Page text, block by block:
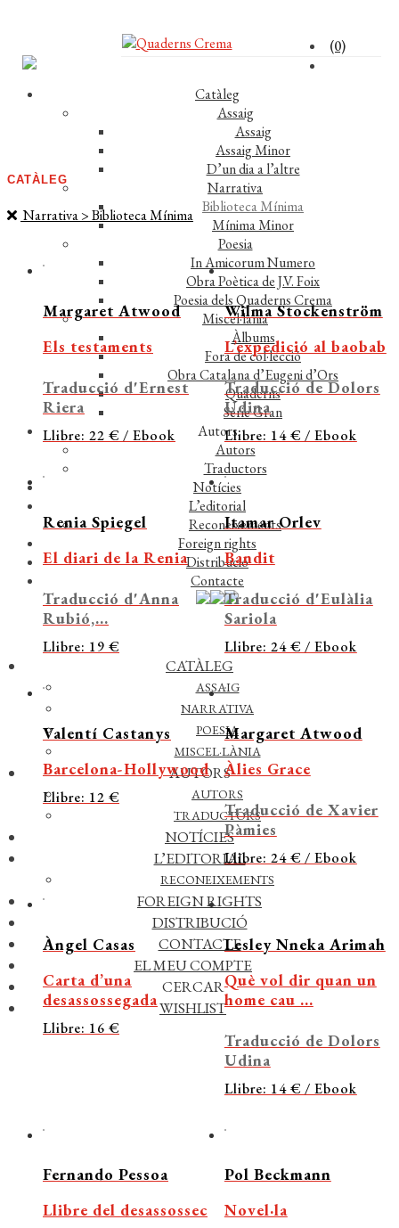
(0)
Catàleg
Assaig
Assaig
Assaig Minor
D’un dia a l’altre
Narrativa
Biblioteca Mínima
Mínima Minor
Poesia
In Amicorum Numero
Obra Poètica de J.V. Foix
Poesia dels Quaderns Crema
Miscel·lània
Àlbums
Fora de col·lecció
Obra Catalana d’Eugeni d’Ors
Quaderns
Sèrie Gran
Autors
Autors
Traductors
Notícies
L’editorial
Reconeixements
Foreign rights
Distribució
Contacte
CATÀLEG
ASSAIG
NARRATIVA
POESIA
MISCEL·LÀNIA
AUTORS
AUTORS
TRADUCTORS
NOTÍCIES
L’EDITORIAL
RECONEIXEMENTS
FOREIGN RIGHTS
DISTRIBUCIÓ
CONTACTE
EL MEU COMPTE
CERCAR
WISHLIST
CATÀLEG
Narrativa > Biblioteca Mínima
Margaret Atwood
Els testaments
Traducció d'Ernest
Riera
Llibre: 22 € / Ebook
Wilma Stockenström
L’expedició al baobab
Traducció de Dolors
Udina
Llibre: 14 € / Ebook
Renia Spiegel
El diari de la Renia
Traducció d'Anna
Rubió,...
Llibre: 19 €
Itamar Orlev
Bandit
Traducció d'Eulàlia
Sariola
Llibre: 24 € / Ebook
Valentí Castanys
Barcelona-Hollywood
Llibre: 12 €
Margaret Atwood
Àlies Grace
Traducció de Xavier
Pàmies
Llibre: 24 € / Ebook
Àngel Casas
Carta d’una
desassossegada
Llibre: 16 €
Lesley Nneka Arimah
Què vol dir quan un
home cau ...
Traducció de Dolors
Udina
Llibre: 14 € / Ebook
Fernando Pessoa
Llibre del desassossec
Pol Beckmann
Novel·la